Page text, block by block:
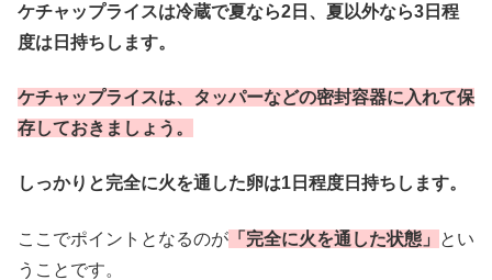
ケチャップライスは冷蔵で夏なら2日、夏以外なら3日程
度は日持ちします。
ケチャップライスは、タッパーなどの密封容器に入れて保
存しておきましょう。
しっかりと完全に火を通した卵は1日程度日持ちします。
ここでポイントとなるのが 「完全に火を通した状態」
とい
うことです。